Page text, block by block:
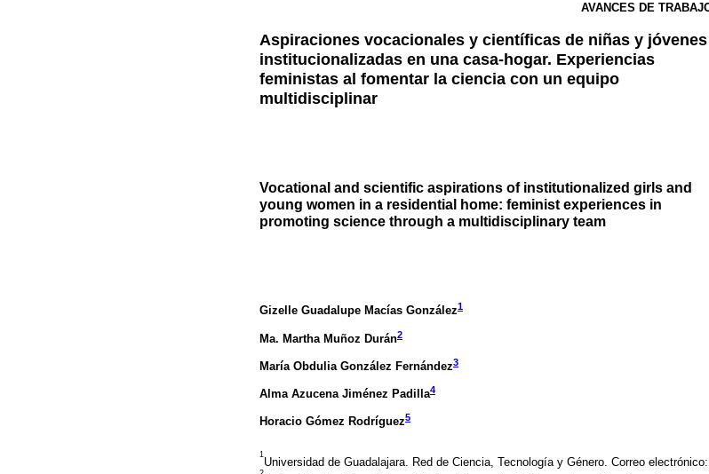
AVANCES DE
Aspiraciones vocacionales y científicas de niñas y jóvenes
institucionalizadas en una casa-hogar. Experiencias
feministas al fomentar la ciencia con un equipo
multidisciplinar
Vocational and scientific aspirations of institutionalized girls and
young women in a residential home: feminist experiences in
promoting science through a multidisciplinary team
Gizelle Guadalupe Macías González1
Ma. Martha Muñoz Durán2
María Obdulia González Fernández3
Alma Azucena Jiménez Padilla4
Horacio Gómez Rodríguez5
1
Universidad de Guadalajara. Red de Ciencia, Tecnología y Género. Correo